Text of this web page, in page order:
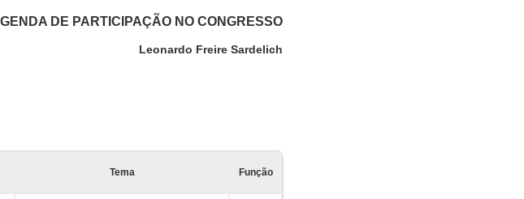
DE PARTICIPAÇÃO NO CONGRESSO
Leonardo Freire Sardelich
Tema Função